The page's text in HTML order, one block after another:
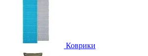
Коврики